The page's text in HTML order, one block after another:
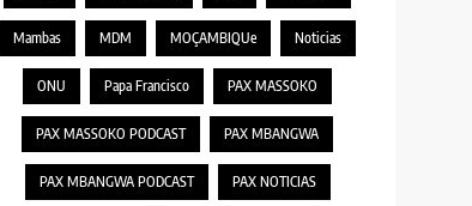
Mambas MDM MOÇAMBIQUe Noticias
ONU Papa Francisco PAX MASSOKO
PAX MASSOKO PODCAST PAX MBANGWA
PAX MBANGWA PODCAST PAX NOTICIAS